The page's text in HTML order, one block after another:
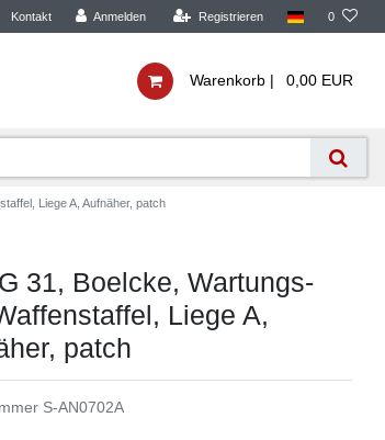
Kontakt Anmelden Registrieren 0
Warenkorb | 0,00 EUR
Liege A, Aufnäher, patch
31, Boelcke, Wartungs-
Liege A,
patch
S-AN0702A